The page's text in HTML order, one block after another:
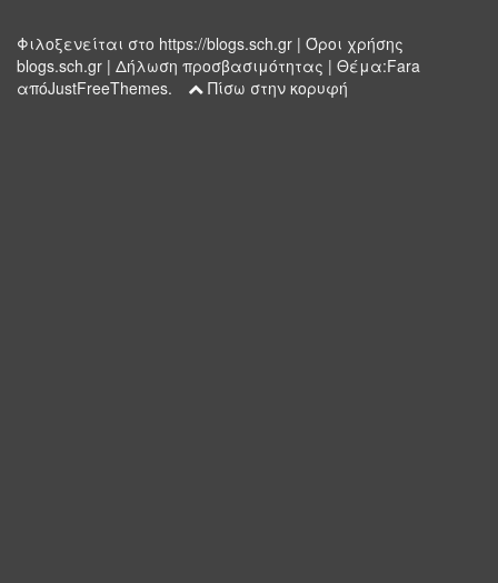
Φιλοξενείται στο https://blogs.sch.gr | Όροι χρήσης
blogs.sch.gr | Δήλωση προσβασιμότητας | Θέμα:Fara
απόJustFreeThemes.
Πίσω στην κορυφή